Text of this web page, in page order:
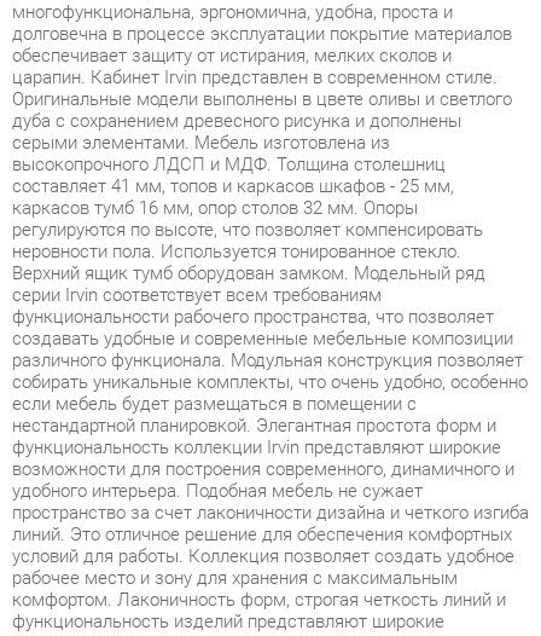
Оригинальные модели выполнены в цвете оливы и светлого
дуба с сохранением древесного рисунка и дополнены
серыми элементами. Мебель изготовлена из
высокопрочного ЛДСП и МДФ. Толщина столешниц
составляет 41 мм, топов и каркасов шкафов - 25 мм,
каркасов тумб 16 мм, опор столов 32 мм. Опоры
регулируются по высоте, что позволяет компенсировать
неровности пола. Используется тонированное стекло.
Верхний ящик тумб оборудован замком. Модельный ряд
серии Irvin соответствует всем требованиям
функциональности рабочего пространства, что позволяет
создавать удобные и современные мебельные композиции
различного функционала. Модульная конструкция позволяет
собирать уникальные комплекты, что очень удобно, особенно
если мебель будет размещаться в помещении с
нестандартной планировкой. Элегантная простота форм и
функциональность коллекции Irvin представляют широкие
возможности для построения современного, динамичного и
удобного интерьера. Подобная мебель не сужает
пространство за счет лаконичности дизайна и четкого изгиба
линий. Это отличное решение для обеспечения комфортных
условий для работы. Коллекция позволяет создать удобное
рабочее место и зону для хранения с максимальным
комфортом. Лаконичность форм, строгая четкость линий и
функциональность изделий представляют широкие
возможности для построения современного, динамичного и
удобного интерьера. Irvin - это отличное решение для
обеспечения комфортных условий для работы, позволяющее
оптимизировать пространство без ущерба для
функциональности и удобства. Широкая база элементов